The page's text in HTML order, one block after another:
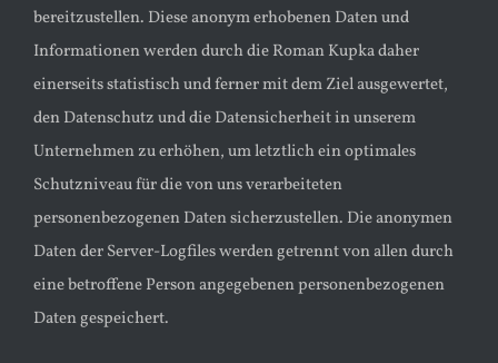
bereitzustellen. Diese anonym erhobenen Daten und
Informationen werden durch die Roman Kupka daher
einerseits statistisch und ferner mit dem Ziel ausgewertet,
den Datenschutz und die Datensicherheit in unserem
Unternehmen zu erhöhen, um letztlich ein optimales
Schutzniveau für die von uns verarbeiteten
personenbezogenen Daten sicherzustellen. Die anonymen
Daten der Server-Logfiles werden getrennt von allen durch
eine betroffene Person angegebenen personenbezogenen
Daten gespeichert.